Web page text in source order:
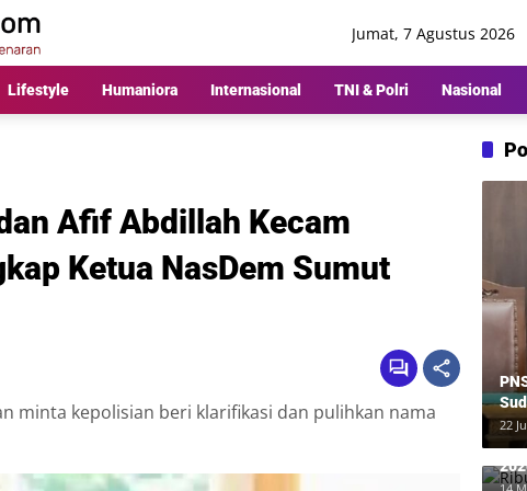
Jumat, 7 Agustus 2026
Lifestyle Humaniora Internasional TNI & Polri Nasional
Afif Abdillah Kecam
Ketua NasDem Sumut
minta kepolisian beri klarifikasi dan pulihkan nama
22